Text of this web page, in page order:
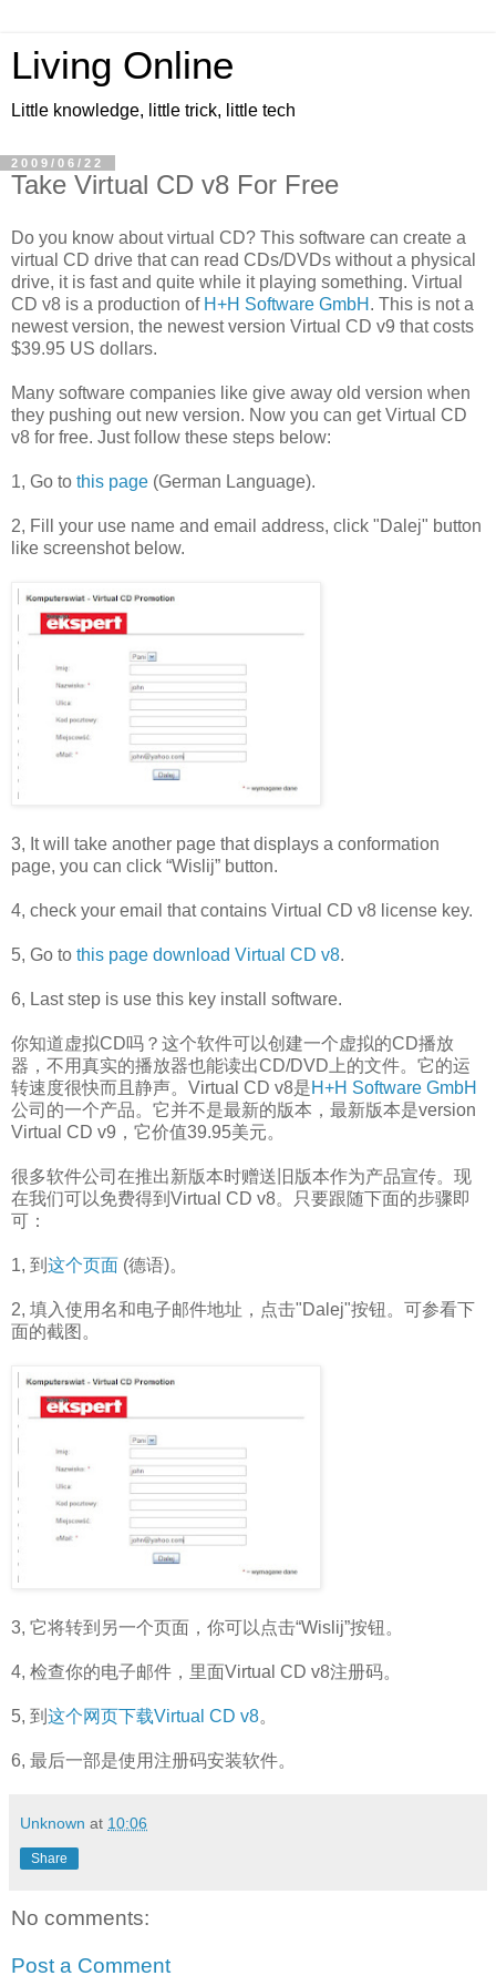
Living Online
Little knowledge, little trick, little tech
2009/06/22
Take Virtual CD v8 For Free
Do you know about virtual CD? This software can create a
virtual CD drive that can read CDs/DVDs without a physical
drive, it is fast and quite while it playing something. Virtual
CD v8 is a production of H+H Software GmbH . This is not a
newest version, the newest version Virtual CD v9 that costs
$39.95 US dollars.
Many software companies like give away old version when
they pushing out new version. Now you can get Virtual CD
v8 for free. Just follow these steps below:
1, Go to this page (German Language).
2, Fill your use name and email address, click "Dalej" button
like screenshot below.
3, It will take another page that displays a conformation
page, you can click “Wislij” button.
4, check your email that contains Virtual CD v8 license key.
5, Go to this page download Virtual CD v8.
6, Last step is use this key install software.
你知道虚拟CD吗？这个软件可以创建一个虚拟的CD播放
器，不用真实的播放器也能读出CD/DVD上的文件。它的运
转速度很快而且静声。Virtual CD v8是H+H Software GmbH
公司的一个产品。它并不是最新的版本，最新版本是version
Virtual CD v9，它价值39.95美元。
很多软件公司在推出新版本时赠送旧版本作为产品宣传。现
在我们可以免费得到Virtual CD v8。只要跟随下面的步骤即
可：
1, 到 这个页面 (德语)。
2, 填入使用名和电子邮件地址，点击"Dalej"按钮。可参看下
面的截图。
3, 它将转到另一个页面，你可以点击“Wislij”按钮。
4, 检查你的电子邮件，里面Virtual CD v8注册码。
5, 到 这个网页下载Virtual CD v8。
6, 最后一部是使用注册码安装软件。
Unknown at 10:06
Share
No comments:
Post a Comment